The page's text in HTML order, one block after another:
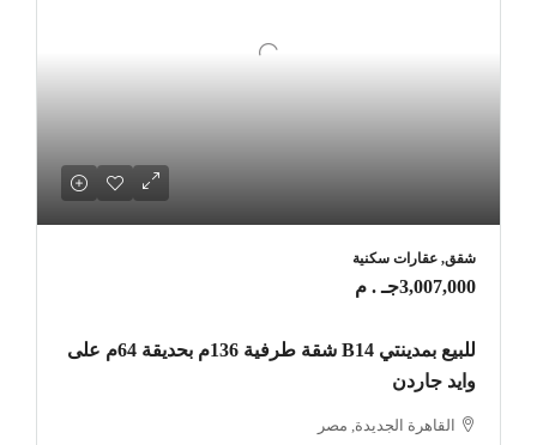
شقق, عقارات سكنية
3,007,000جـ . م
للبيع بمدينتي B14 شقة طرفية 136م بحديقة 64م على
وايد جاردن
القاهرة الجديدة, مصر